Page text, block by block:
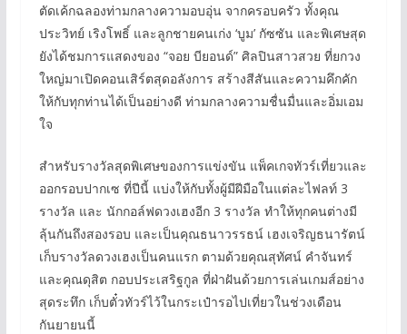
ตัดเค้กฉลองท่ามกลางความอบอุ่น จากครอบครัว ทั้งคุณ
ประวิทย์ เริงโพธิ์ และลูกชายคนเก่ง ‘บูม’ กัซซัน และพิเศษสุด
ยังได้ชมการแสดงของ “จอย บียอนด์” ศิลปินสาวสวย ที่ยกวง
ใหญ่มาเปิดคอนเสิร์ตสุดอลังการ สร้างสีสันและความคึกคัก
ให้กับทุกท่านได้เป็นอย่างดี ท่ามกลางความชื่นมื่นและอิ่มเอม
ใจ
สำหรับรางวัลสุดพิเศษของการแข่งขัน แพ็คเกจทัวร์เที่ยวและ
ออกรอบปากเซ ที่ปีนี้ แบ่งให้กับทั้งผู้มีฝีมือในแต่ละไฟลท์ 3
รางวัล และ นักกอล์ฟดวงเฮงอีก 3 รางวัล ทำให้ทุกคนต่างมี
ลุ้นกันถึงสองรอบ และเป็นคุณธนาวรรธน์ เฮงเจริญธนารัตน์
เก็บรางวัลดวงเฮงเป็นคนแรก ตามด้วยคุณสุทัศน์ คำจันทร์
และคุณดุสิต กอบประเสริฐกูล ที่ฝ่าฝันด้วยการเล่นเกมส์อย่าง
สุดระทึก เก็บตั๋วทัวร์ไว้ในกระเป๋ารอไปเที่ยวในช่วงเดือน
กันยายนนี้